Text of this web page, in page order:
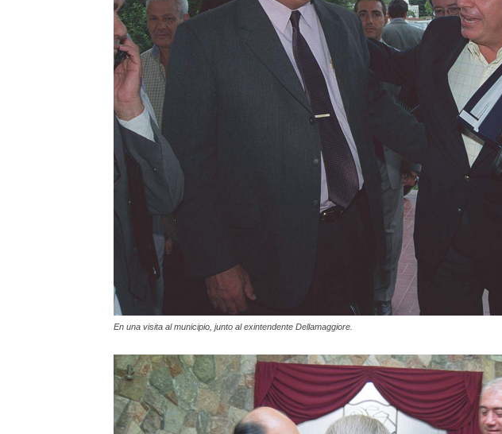
En una visita al municipio, junto al exintendente Dellamaggiore.